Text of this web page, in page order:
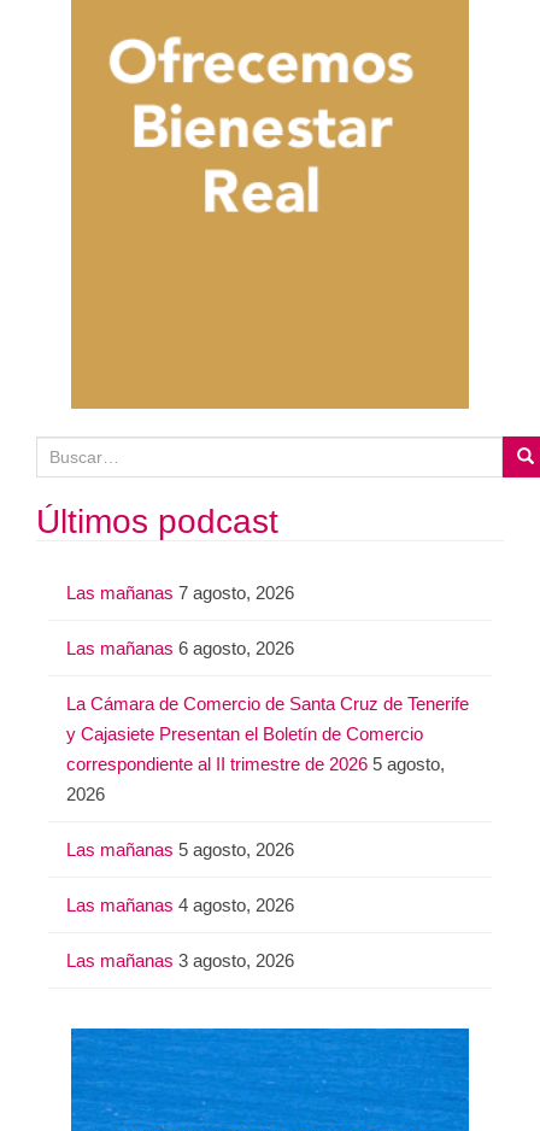
u
sÚltimos podcast
Las mañanas 7 agosto, 2026
Las mañanas 6 agosto, 2026
La Cámara de Comercio de Santa Cruz de Tenerife
y Cajasiete Presentan el Boletín de Comercio
correspondiente al II trimestre de 2026 5 agosto,
2026
Las mañanas 5 agosto, 2026
Las mañanas 4 agosto, 2026
Las mañanas 3 agosto, 2026